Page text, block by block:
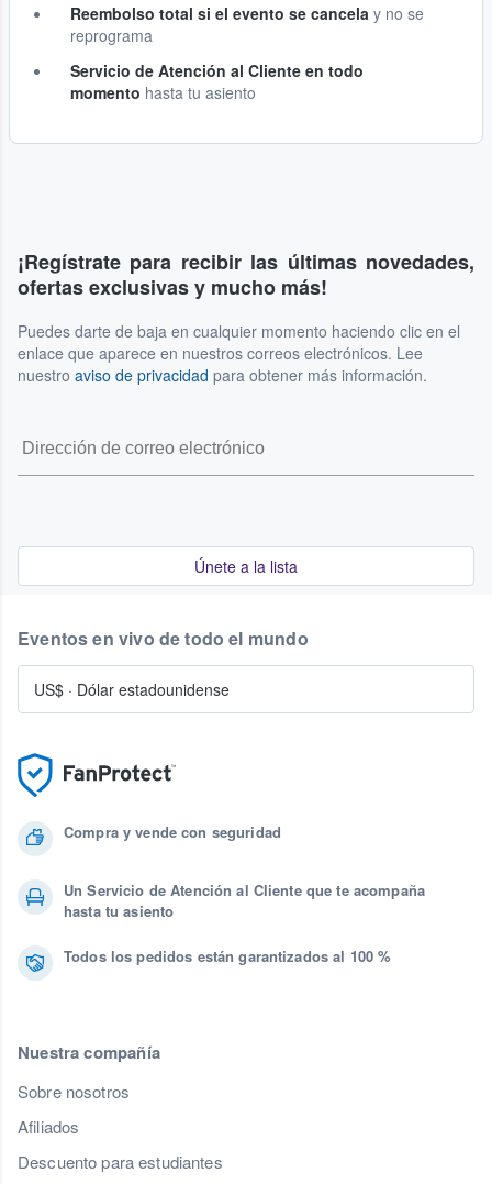
Reembolso total si el evento se cancela y no se
reprograma
Servicio de Atención al Cliente en todo
momento hasta tu asiento
¡Regístrate para recibir las últimas novedades,
ofertas exclusivas y mucho más!
Puedes darte de baja en cualquier momento haciendo clic en el
enlace que aparece en nuestros correos electrónicos. Lee
nuestro aviso de privacidad para obtener más información.
Únete a la lista
Compra y vende con seguridad
Un Servicio de Atención al Cliente que te acompaña
hasta tu asiento
Todos los pedidos están garantizados al 100 %
Nuestra compañía
Sobre nosotros
Afiliados
Descuento para estudiantes
Eventos en vivo de todo el mundo
US$ · Dólar estadounidense